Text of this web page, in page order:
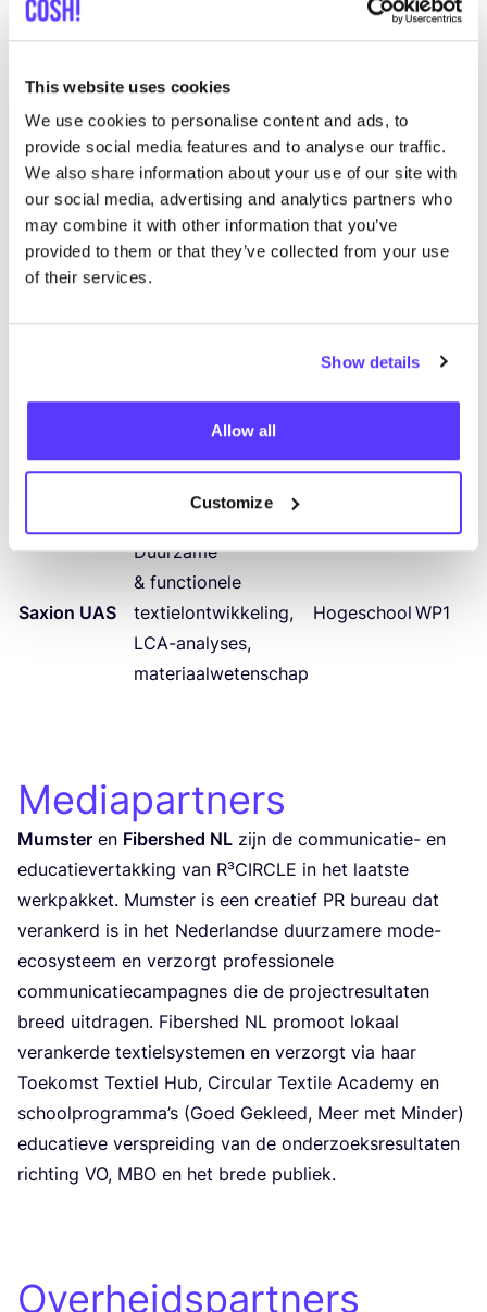
This website uses cookies
We use cookies to personalise content and ads, to
provide social media features and to analyse our traffic.
We also share information about your use of our site with
our social media, advertising and analytics partners who
may combine it with other information that you’ve
provided to them or that they’ve collected from your use
of their services.
Show details
Allow all
Customize
Wage­nin­gen
Uni­ver­si­ty
sys­te­mi­sche
verandering
De Haag­se
Hoge­school
THU­AS)
Co-lead; duur­za­me
busi­ness­mo­del­len,
mul­ti-sta­ke­hol­der
samenwerking
Hoge­school WP5
Uni­ver­si­teit
PhD co-super­vi­sie;
WP2–
AvansUAS
Fas­hi­on retail
exper­ti­se;
Hoge­school
WP5,
Saxi­on UAS
Duur­za­me
& func­ti­o­ne­le
tex­tiel­ont­wik­ke­ling,
LCA-ana­ly­ses,
materiaalwetenschap
Hoge­school WP1
Mediapartners
Mum­ster en Fibers­hed NL zijn de com­mu­ni­ca­tie- en
edu­ca­tie­ver­tak­king van R³CIR­CLE in het laat­ste
werk­pak­ket. Mum­ster is een cre­a­tief PR bureau dat
ver­an­kerd is in het Neder­land­se duur­za­me­re mode-
eco­sys­teem en ver­zorgt pro­fes­si­o­ne­le
com­mu­ni­ca­tie­cam­pag­nes die de pro­ject­re­sul­ta­ten
breed uit­dra­gen. Fibers­hed NL pro­moot lokaal
ver­an­ker­de tex­tiel­sys­te­men en ver­zorgt via haar
Toe­komst Tex­tiel Hub, Cir­cu­lar Tex­ti­le Aca­de­my en
school­pro­gram­ma’s (Goed Gekleed, Meer met Min­der)
edu­ca­tie­ve ver­sprei­ding van de onder­zoeks­re­sul­ta­ten
rich­ting VO, MBO en het bre­de publiek.
Overheidspartners